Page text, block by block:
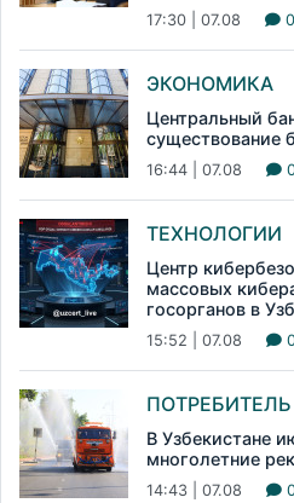
17:30 | 07.08 0
ЭКОНОМИКА
Центральный
существование
16:44 | 07.08
ТЕХНОЛОГИИ
Центр
массовых
госорганов в
15:52 | 07.08
ПОТРЕБИТЕЛЬ
В Узбекистане
многолетние
14:43 | 07.08